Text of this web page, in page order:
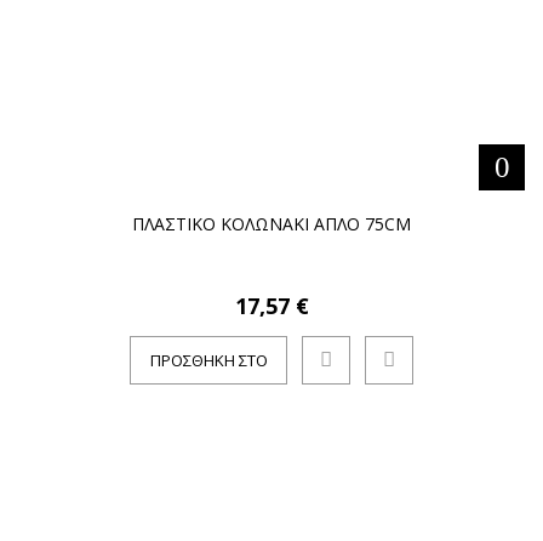
ΠΛΑΣΤΙΚΟ ΚΟΛΩΝΑΚΙ ΑΠΛΟ 75CM
17,57 €
ΠΡΟΣΘΉΚΗ ΣΤΟ